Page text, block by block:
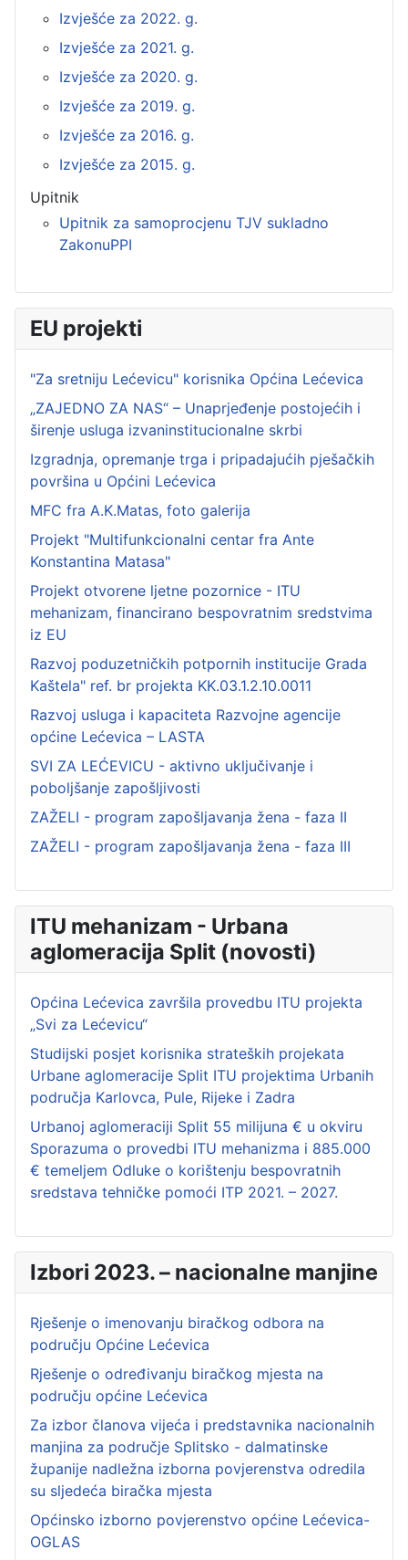
Izvješće za 2022. g.
Izvješće za 2021. g.
Izvješće za 2020. g.
Izvješće za 2019. g.
Izvješće za 2016. g.
Izvješće za 2015. g.
Upitnik
Upitnik za samoprocjenu TJV sukladno
ZakonuPPI
EU projekti
"Za sretniju Lećevicu" korisnika Općina Lećevica
„ZAJEDNO ZA NAS“ – Unaprjeđenje postojećih i
širenje usluga izvaninstitucionalne skrbi
Izgradnja, opremanje trga i pripadajućih pješačkih
površina u Općini Lećevica
MFC fra A.K.Matas, foto galerija
Projekt "Multifunkcionalni centar fra Ante
Konstantina Matasa"
Projekt otvorene ljetne pozornice - ITU
mehanizam, financirano bespovratnim sredstvima
iz EU
Razvoj poduzetničkih potpornih institucije Grada
Kaštela" ref. br projekta KK.03.1.2.10.0011
Razvoj usluga i kapaciteta Razvojne agencije
općine Lećevica – LASTA
SVI ZA LEĆEVICU - aktivno uključivanje i
poboljšanje zapošljivosti
ZAŽELI - program zapošljavanja žena - faza II
ZAŽELI - program zapošljavanja žena - faza III
ITU mehanizam - Urbana
aglomeracija Split (novosti)
Općina Lećevica završila provedbu ITU projekta
„Svi za Lećevicu“
Studijski posjet korisnika strateških projekata
Urbane aglomeracije Split ITU projektima Urbanih
područja Karlovca, Pule, Rijeke i Zadra
Urbanoj aglomeraciji Split 55 milijuna € u okviru
Sporazuma o provedbi ITU mehanizma i 885.000
€ temeljem Odluke o korištenju bespovratnih
sredstava tehničke pomoći ITP 2021. – 2027.
Izbori 2023. – nacionalne manjine
Rješenje o imenovanju biračkog odbora na
području Općine Lećevica
Rješenje o određivanju biračkog mjesta na
području općine Lećevica
Za izbor članova vijeća i predstavnika nacionalnih
manjina za područje Splitsko - dalmatinske
županije nadležna izborna povjerenstva odredila
su sljedeća biračka mjesta
Općinsko izborno povjerenstvo općine Lećevica-
OGLAS